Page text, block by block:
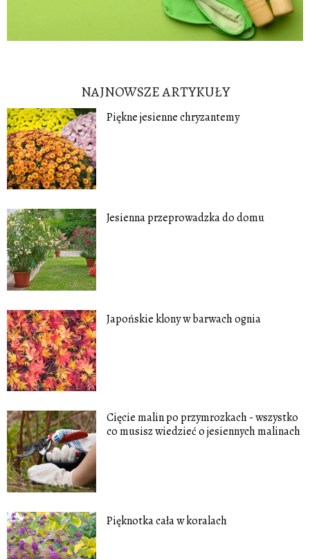
NAJNOWSZE ARTYKUŁY
Piękne jesienne chryzantemy
Jesienna przeprowadzka do domu
Japońskie klony w barwach ognia
Cięcie malin po przymrozkach - wszystko
co musisz wiedzieć o jesiennych malinach
Pięknotka cała w koralach